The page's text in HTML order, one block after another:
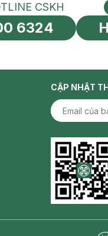
toàn cầu
HOTLINE CSKH
CSKH
6324
CẬP NHẬT